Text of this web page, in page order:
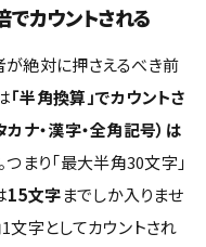
カウントされる
絶対に押さえるべき前
「半角換算」でカウントさ
ナ・漢字・全角記号）は
つまり「最大半角30文字」
15文字までしか入りませ
字としてカウントされ